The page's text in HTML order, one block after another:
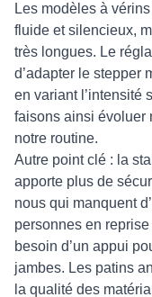
Les modèles à
fluide et silencieux,
très longues. Le
d’adapter le stepper
en variant l’intensité
faisons ainsi évoluer
notre routine.
Autre point clé : la
apporte plus de
nous qui manquent
personnes en
besoin d’un appui
jambes. Les patins
la qualité des